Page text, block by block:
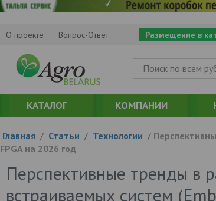
О проекте Вопрос-Ответ Размещение в
КАТАЛОГ КОМПАНИИ
Главная / Статьи / Технологии /
FPGA на 2026 год
Перспективные тренды в
встраиваемых систем